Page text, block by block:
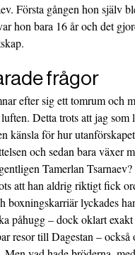
Första gången hon själv
hon bara 16 år och det
frågor
efter sig ett tomrum och
Detta trots att jag som
känsla för hur
och sedan bara växer
Tamerlan
att han aldrig riktigt fick
boxningskarriär lyckades
påhugg – dock oklart
resor till Dagestan – också